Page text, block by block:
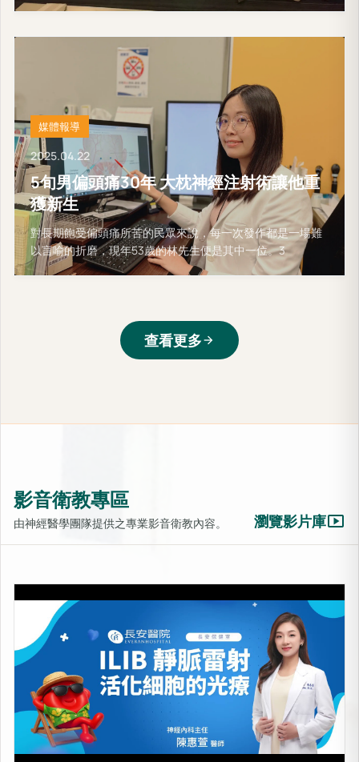
媒體報導
2025.04.22
5旬男偏頭痛30年 大枕神經注射術讓他重
獲新生
對長期飽受偏頭痛所苦的民眾來說，每一次發作都是一場難
以言喻的折磨，現年53歲的林先生便是其中一位。3
查看更多arrow_forward
影音衛教專區
由神經醫學團隊提供之專業影音衛教內容。 瀏覽影片庫smart_display
上架時間：2025-10-31